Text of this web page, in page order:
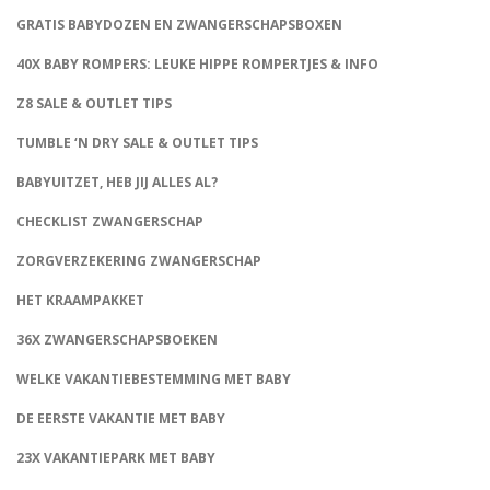
GRATIS BABYDOZEN EN ZWANGERSCHAPSBOXEN
40X BABY ROMPERS: LEUKE HIPPE ROMPERTJES & INFO
Z8 SALE & OUTLET TIPS
TUMBLE ‘N DRY SALE & OUTLET TIPS
BABYUITZET, HEB JIJ ALLES AL?
CHECKLIST ZWANGERSCHAP
ZORGVERZEKERING ZWANGERSCHAP
HET KRAAMPAKKET
36X ZWANGERSCHAPSBOEKEN
WELKE VAKANTIEBESTEMMING MET BABY
DE EERSTE VAKANTIE MET BABY
23X VAKANTIEPARK MET BABY